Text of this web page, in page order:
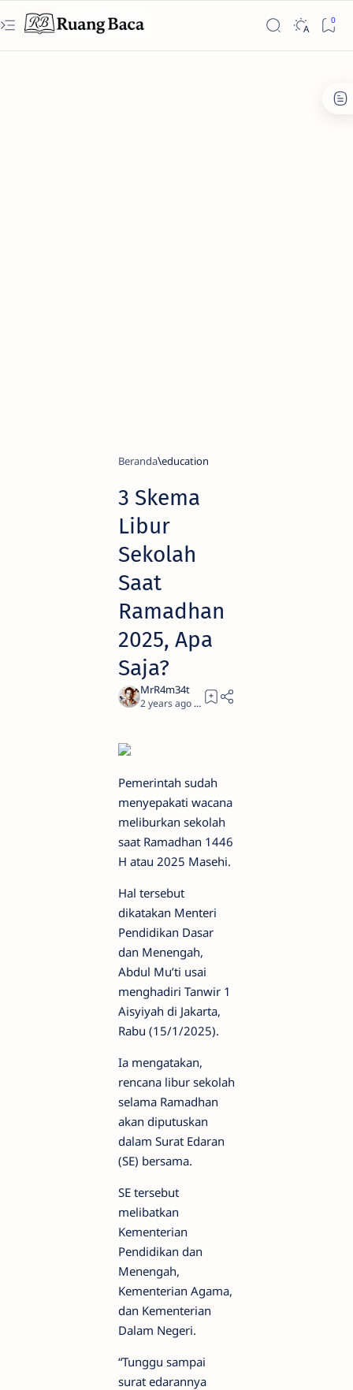
Beranda education
3 Skema
Libur
Sekolah
Saat
Ramadhan
2025, Apa
Saja?
2 years ago 2
Pemerintah sudah
menyepakati wacana
meliburkan sekolah
saat Ramadhan 1446
H atau 2025 Masehi.
Hal tersebut
dikatakan Menteri
Pendidikan Dasar
dan Menengah,
Abdul Mu’ti usai
menghadiri Tanwir 1
Aisyiyah di Jakarta,
Rabu (15/1/2025).
Ia mengatakan,
rencana libur sekolah
selama Ramadhan
akan diputuskan
dalam Surat Edaran
(SE) bersama.
SE tersebut
melibatkan
Kementerian
Pendidikan dan
Menengah,
Kementerian Agama,
dan Kementerian
Dalam Negeri.
“Tunggu sampai
surat edarannya